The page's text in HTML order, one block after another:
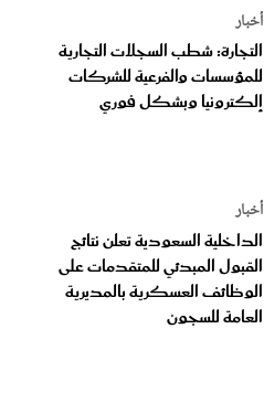
أخبار
التجارة: شطب السجلات التجارية
للمؤسسات والفرعية للشركات
إلكترونيا وبشكل فوري
أخبار
الداخلية السعودية تعلن نتائج
القبول المبدئي للمتقدمات على
الوظائف العسكرية بالمديرية
العامة للسجون